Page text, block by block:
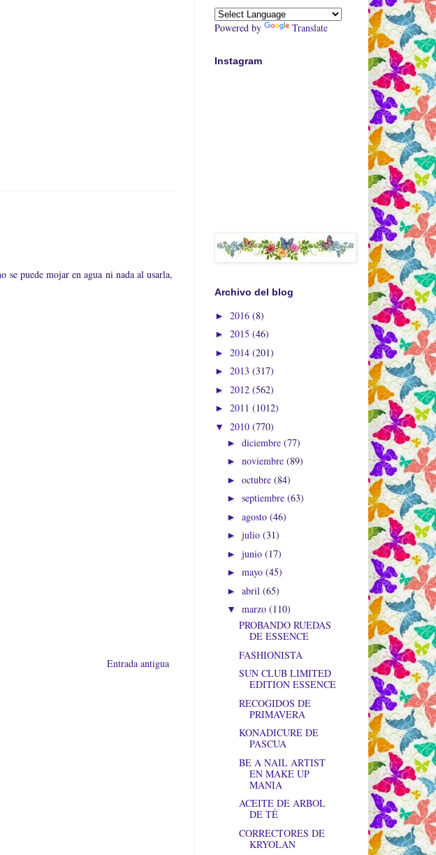
puede mojar en agua ni nada al usarla,
Entrada antigua
Powered by Translate
Instagram
Archivo del blog
► 2016 (8)
► 2015 (46)
► 2014 (201)
► 2013 (317)
► 2012 (562)
► 2011 (1012)
▼ 2010 (770)
► diciembre (77)
► noviembre (89)
► octubre (84)
► septiembre (63)
► agosto (46)
► julio (31)
► junio (17)
► mayo (45)
► abril (65)
▼ marzo (110)
PROBANDO RUEDAS
DE ESSENCE
FASHIONISTA
SUN CLUB LIMITED
EDITION ESSENCE
RECOGIDOS DE
PRIMAVERA
KONADICURE DE
PASCUA
BE A NAIL ARTIST
EN MAKE UP
MANIA
ACEITE DE ARBOL
DE TÉ
CORRECTORES DE
KRYOLAN